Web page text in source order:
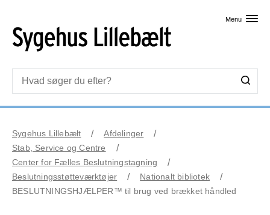
Menu
Sygehus Lillebælt
Afdelinger
Stab, Service og Centre
Center for Fælles Beslutningstagning
Beslutningsstøtteværktøjer
Nationalt bibliotek
BESLUTNINGSHJÆLPER™ til brug ved brækket håndled